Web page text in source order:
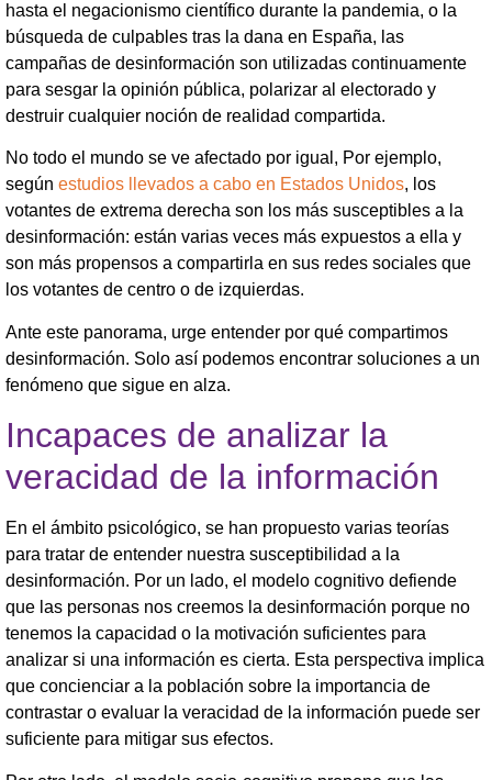
hasta el negacionismo científico durante la pandemia, o la
búsqueda de culpables tras la dana en España, las
campañas de desinformación son utilizadas continuamente
para sesgar la opinión pública, polarizar al electorado y
destruir cualquier noción de realidad compartida.
No todo el mundo se ve afectado por igual, Por ejemplo,
según estudios llevados a cabo en Estados Unidos, los
votantes de extrema derecha son los más susceptibles a la
desinformación: están varias veces más expuestos a ella y
son más propensos a compartirla en sus redes sociales que
los votantes de centro o de izquierdas.
Ante este panorama, urge entender por qué compartimos
desinformación. Solo así podemos encontrar soluciones a un
fenómeno que sigue en alza.
Incapaces de analizar la
veracidad de la información
En el ámbito psicológico, se han propuesto varias teorías
para tratar de entender nuestra susceptibilidad a la
desinformación. Por un lado, el modelo cognitivo defiende
que las personas nos creemos la desinformación porque no
tenemos la capacidad o la motivación suficientes para
analizar si una información es cierta. Esta perspectiva implica
que concienciar a la población sobre la importancia de
contrastar o evaluar la veracidad de la información puede ser
suficiente para mitigar sus efectos.